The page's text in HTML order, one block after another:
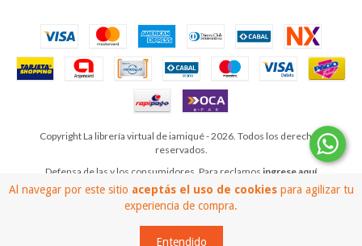
Al navegar por este sitio aceptás el uso de cookiespara agilizar tu
experiencia de compra.
Entendido
Copyright La librería virtual de iamiqué - 2026. Todos los derechos
reservados.
Defensa de las y los consumidores. Para reclamos ingrese aquí